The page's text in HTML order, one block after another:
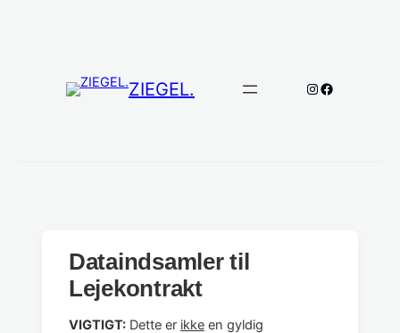
ZIEGEL. Instagram
Facebook
Dataindsamler til
Lejekontrakt
VIGTIGT:Dette er ikkeen gyldig